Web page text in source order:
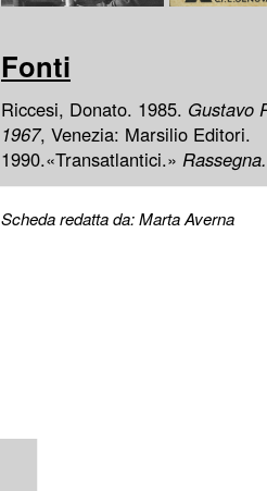
Fonti
Riccesi, Donato. 1985. Gustavo
1967, Venezia: Marsilio Editori.
1990.«Transatlantici.»
Scheda redatta da: Marta Averna